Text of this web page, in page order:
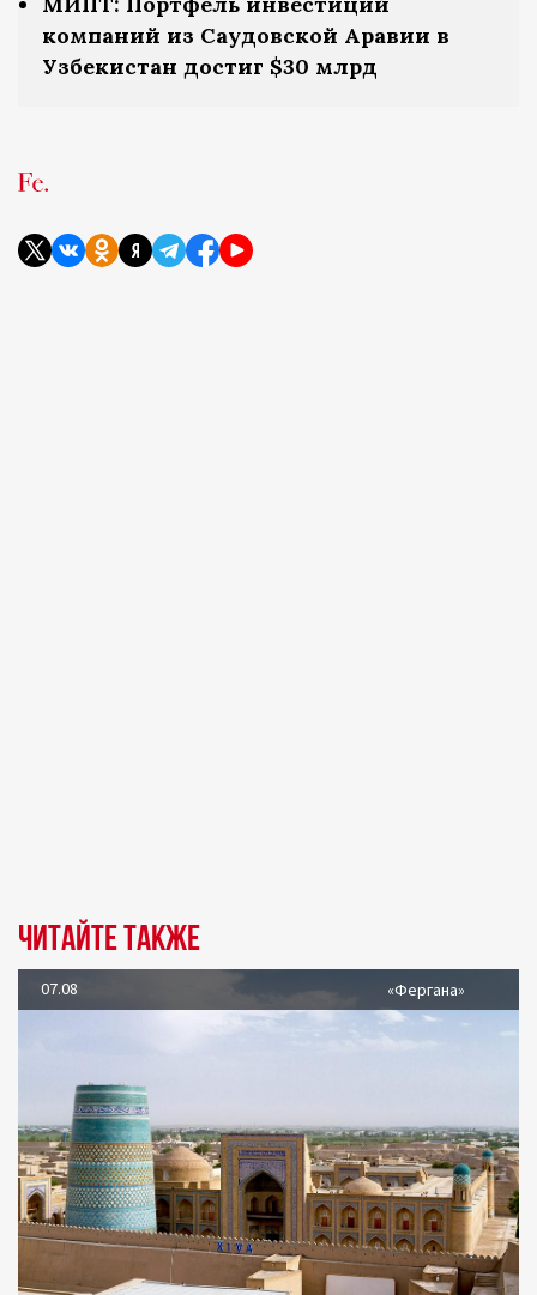
компаний из Саудовской Аравии в
Узбекистан достиг $30 млрд
Читайте также
07.08 «Фергана»